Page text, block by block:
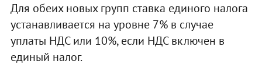
Для обеих новых групп ставка единого налога
устанавливается на уровне 7% в случае
уплаты НДС или 10%, если НДС включен в
единый налог.